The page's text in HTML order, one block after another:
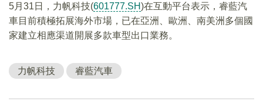
5月31日，力帆科技(601777.SH)在互動平台表示，睿藍汽
車目前積極拓展海外市場，已在亞洲、歐洲、南美洲多個國
家建立相應渠道開展多款車型出口業務。
力帆科技 睿藍汽車